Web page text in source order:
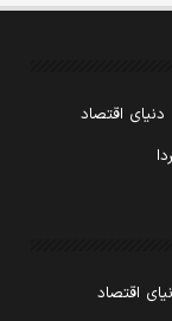
دنیای اقتصاد
اقتصاد